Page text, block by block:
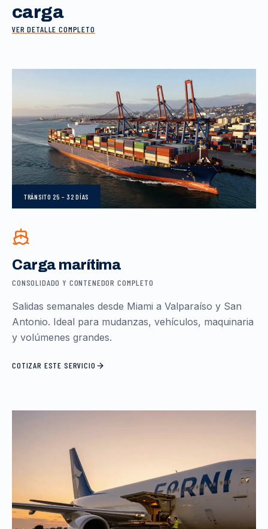
carga
VER DETALLE COMPLETO
TRÁNSITO 25 – 32 DÍAS
Carga marítima
CONSOLIDADO Y CONTENEDOR COMPLETO
Salidas semanales desde Miami a Valparaíso y San
Antonio. Ideal para mudanzas, vehículos, maquinaria
y volúmenes grandes.
COTIZAR ESTE SERVICIO